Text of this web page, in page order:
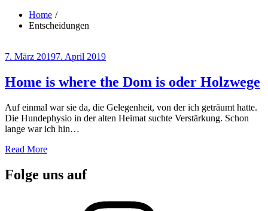
Home
Entscheidungen
Posted
7. März 20197. April 2019
Home is where the Dom is oder Holzwege
Auf einmal war sie da, die Gelegenheit, von der ich geträumt hatte.
Die Hundephysio in der alten Heimat suchte Verstärkung. Schon
lange war ich hin…
Read More
Folge uns auf